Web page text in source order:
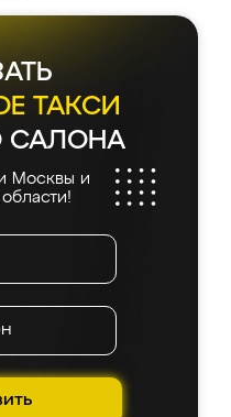
ТАКСИ
САЛОНА
Москвы и